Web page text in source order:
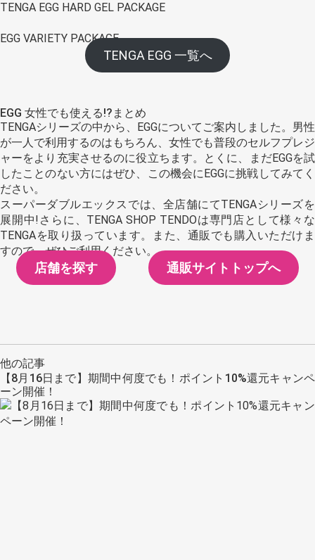
TENGA EGG HARD GEL PACKAGE
EGG VARIETY PACKAGE
TENGA EGG 一覧へ
EGG 女性でも使える!?まとめ
TENGAシリーズの中から、EGGについてご案内しました。男性
が一人で利用するのはもちろん、女性でも普段のセルフプレジ
ャーをより充実させるのに役立ちます。とくに、まだEGGを試
したことのない方にはぜひ、この機会にEGGに挑戦してみてく
ださい。
スーパーダブルエックスでは、全店舗にてTENGAシリーズを
展開中!さらに、TENGA SHOP TENDOは専門店として様々な
TENGAを取り扱っています。また、通販でも購入いただけま
すので、ぜひご利用ください。
店舗を探す 通販サイトトップへ
他の記事
【8月16日まで】期間中何度でも！ポイント10%還元キャンペ
ーン開催！